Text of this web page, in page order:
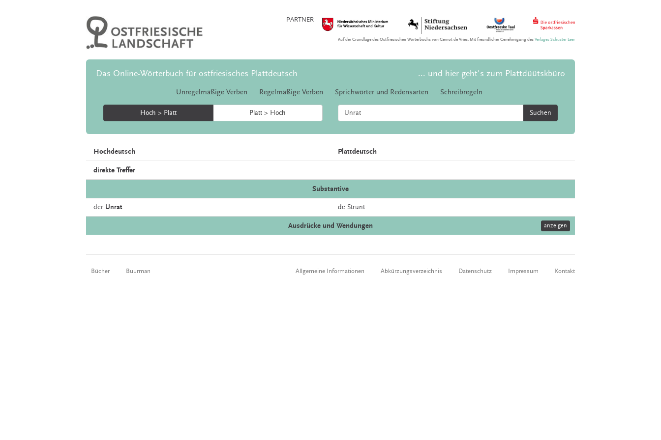
PARTNER
Auf der Grundlage des Ostfriesischen Wörterbuchs von Gernot de Vries. Mit freundlicher Genehmigung desVerlages Schuster Leer
Das Online-Wörterbuch für ostfriesisches Plattdeutsch ... und hier geht's zum Plattdüütskbüro
Unregelmäßige Verben Regelmäßige Verben Sprichwörter und Redensarten Schreibregeln
Hoch > Platt Platt > Hoch Suchen
Hochdeutsch Plattdeutsch
direkte Treffer
Substantive
der Unrat de Strunt
Ausdrücke und Wendungen anzeigen
Bücher Buurman Allgemeine Informationen Abkürzungsverzeichnis Datenschutz Impressum Kontakt